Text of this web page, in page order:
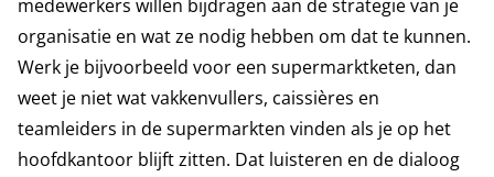
medewerkers willen bijdragen aan de strategie van je
organisatie en wat ze nodig hebben om dat te kunnen.
Werk je bijvoorbeeld voor een supermarktketen, dan
weet je niet wat vakkenvullers, caissières en
teamleiders in de supermarkten vinden als je op het
hoofdkantoor blijft zitten. Dat luisteren en de dialoog